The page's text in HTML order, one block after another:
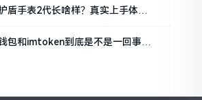
盾手表2代长啥样？真实上手体验
包和imtoken到底是不是一回事？